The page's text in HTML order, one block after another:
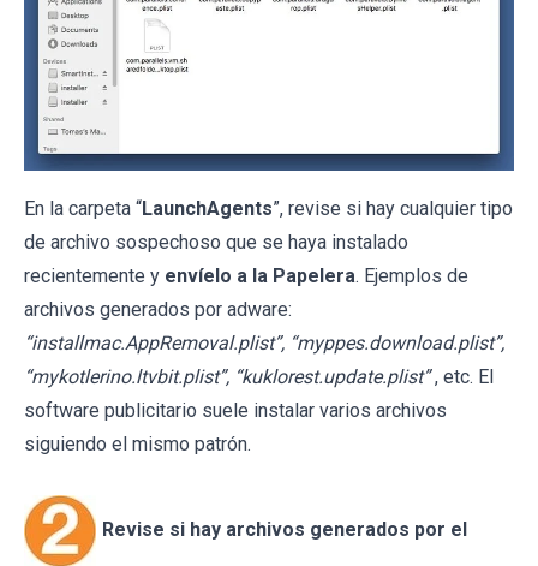
En la carpeta “LaunchAgents”, revise si hay cualquier tipo
de archivo sospechoso que se haya instalado
recientemente y envíelo a la Papelera. Ejemplos de
archivos generados por adware:
“installmac.AppRemoval.plist”, “myppes.download.plist”,
“mykotlerino.ltvbit.plist”, “kuklorest.update.plist” , etc. El
software publicitario suele instalar varios archivos
siguiendo el mismo patrón.
Revise si hay archivos generados por el